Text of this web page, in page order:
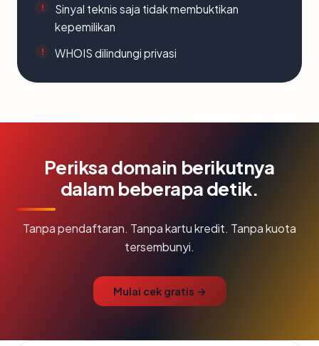
Sinyal teknis saja tidak membuktikan
kepemilikan
WHOIS dilindungi privasi
Periksa domain berikutnya
dalam beberapa detik.
Tanpa pendaftaran. Tanpa kartu kredit. Tanpa kuota
tersembunyi.
Mulai cek gratis →